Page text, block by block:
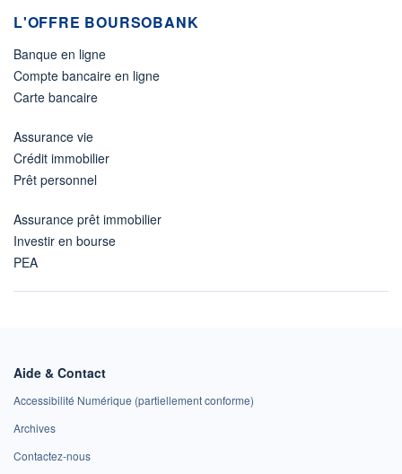
L'OFFRE BOURSOBANK
Banque en ligne
Compte bancaire en ligne
Carte bancaire
Assurance vie
Crédit immobilier
Prêt personnel
Assurance prêt immobilier
Investir en bourse
PEA
Aide & Contact
Accessibilité Numérique (partiellement conforme)
Archives
Contactez-nous